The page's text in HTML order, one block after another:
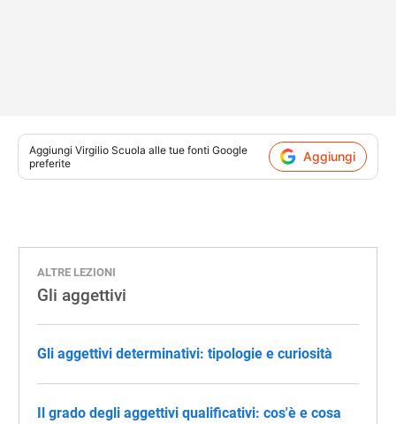
Aggiungi Virgilio Scuola alle tue fonti Google
preferite
Aggiungi
ALTRE LEZIONI
Gli aggettivi
Gli aggettivi determinativi: tipologie e curiosità
Il grado degli aggettivi qualificativi: cos'è e cosa